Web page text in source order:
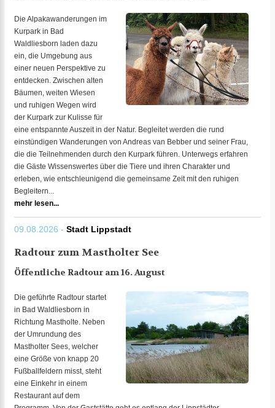
Die Alpakawanderungen im
Kurpark in Bad
Waldliesborn laden dazu
ein, die Umgebung aus
einer neuen Perspektive zu
entdecken. Zwischen alten
Bäumen, weiten Wiesen
und ruhigen Wegen wird
der Kurpark zur Kulisse für
eine entspannte Auszeit in der Natur. Begleitet werden die rund
einstündigen Wanderungen von Andreas van Bebber und seiner Frau,
die die Teilnehmenden durch den Kurpark führen. Unterwegs erfahren
die Gäste Wissenswertes über die Tiere und ihren Charakter und
erleben, wie entschleunigend die gemeinsame Zeit mit den ruhigen
Begleitern...
mehr lesen...
09.08.2026 - Stadt Lippstadt
Radtour zum Mastholter See
Öffentliche Radtour am 16. August
Die geführte Radtour startet
in Bad Waldliesborn in
Richtung Mastholte. Neben
der Umrundung des
Mastholter Sees, welcher
eine Größe von knapp 20
Fußballfeldern misst, steht
eine Einkehr in einem
Restaurant auf dem